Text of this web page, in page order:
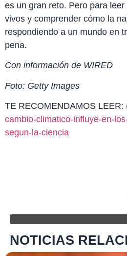
es un gran reto. Pero para
vivos y comprender cómo la
respondiendo a un mundo en
pena.
Con información de WIRED
Foto: Getty Images
TE RECOMENDAMOS LEER:
cambio-climatico-influye-en-
segun-la-ciencia
NOTICIAS